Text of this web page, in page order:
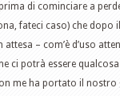
di cominciare a
fateci caso) che dopo
– com’è d’uso
ci potrà essere
me ha portato il